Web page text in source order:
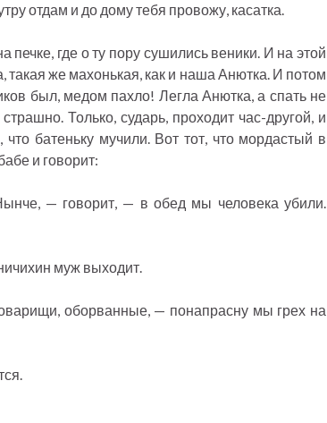
отдам и до дому тебя провожу, касатка.
печке, где о ту пору сушились веники. И на этой
такая же махонькая, как и наша Анютка. И потом
был, медом пахло! Легла Анютка, а спать не
Только, сударь, проходит час-другой, и
батеньку мучили. Вот тот, что мордастый в
и говорит:
— говорит, — в обед мы человека убили.
муж выходит.
оборванные, — понапрасну мы грех на